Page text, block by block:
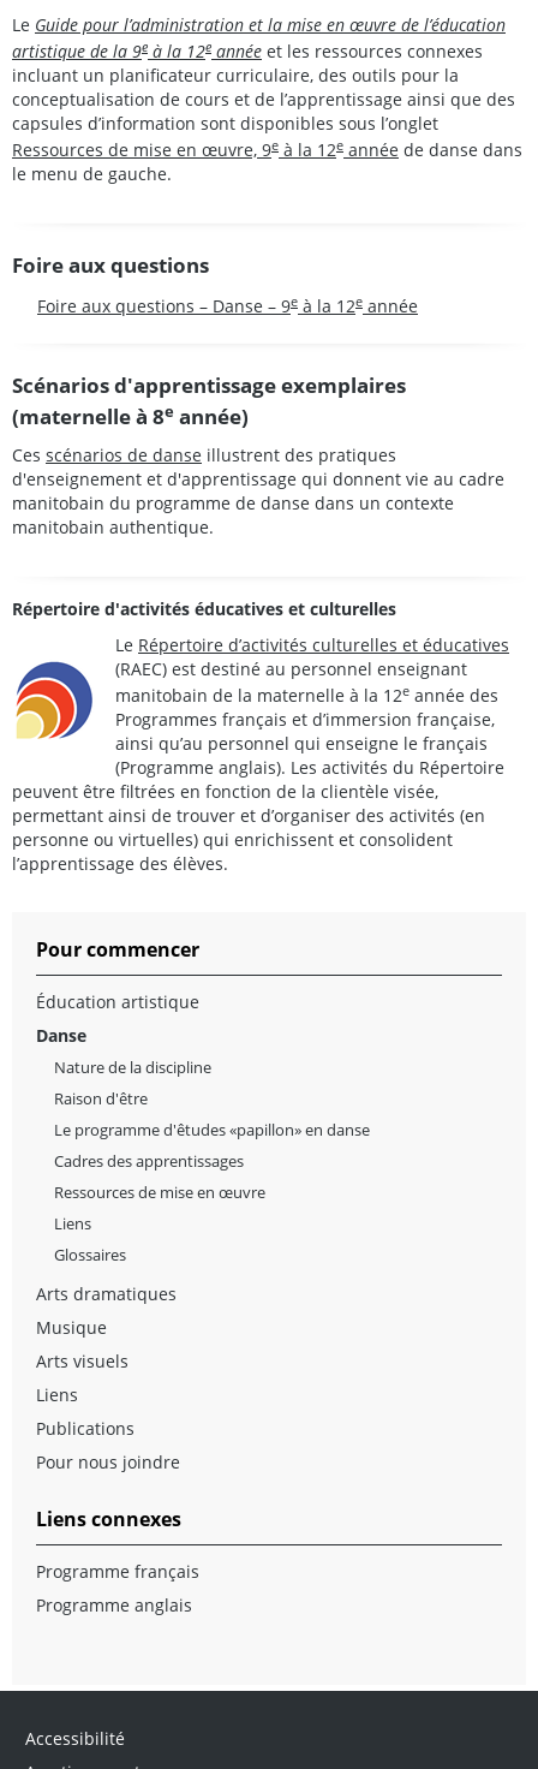
Le Guide pour l’administration et la mise en œuvre de l’éducation
artistique de la 9e à la 12e année et les ressources connexes
incluant un planificateur curriculaire, des outils pour la
conceptualisation de cours et de l’apprentissage ainsi que des
capsules d’information sont disponibles sous l’onglet
Ressources de mise en œuvre, 9e à la 12e année de danse dans
le menu de gauche.
Foire aux questions
Foire aux questions – Danse – 9e à la 12e année
Scénarios d'apprentissage exemplaires
(maternelle à 8e année)
Ces scénarios de danse illustrent des pratiques
d'enseignement et d'apprentissage qui donnent vie au cadre
manitobain du programme de danse dans un contexte
manitobain authentique.
Répertoire d'activités éducatives et culturelles
Le Répertoire d’activités culturelles et éducatives
(RAEC) est destiné au personnel enseignant
manitobain de la maternelle à la 12e année des
Programmes français et d’immersion française,
ainsi qu’au personnel qui enseigne le français
(Programme anglais). Les activités du Répertoire
peuvent être filtrées en fonction de la clientèle visée,
permettant ainsi de trouver et d’organiser des activités (en
personne ou virtuelles) qui enrichissent et consolident
l’apprentissage des élèves.
Pour commencer
Éducation artistique
Danse
Nature de la discipline
Raison d'être
Le programme d'êtudes «papillon» en danse
Cadres des apprentissages
Ressources de mise en œuvre
Liens
Glossaires
Arts dramatiques
Musique
Arts visuels
Liens
Publications
Pour nous joindre
Liens connexes
Programme français
Programme anglais
Accessibilité